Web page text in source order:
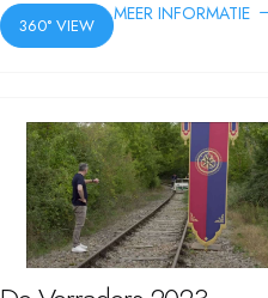
360° VIEW
MEER INFORMATIE